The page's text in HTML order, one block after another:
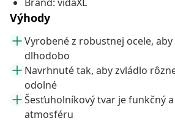
Výhody
Vyrobené z robustnej ocele,
dlhodobo
Navrhnuté tak, aby zvládlo
odolné
Šesťuholníkový tvar je funkčný
atmosféru